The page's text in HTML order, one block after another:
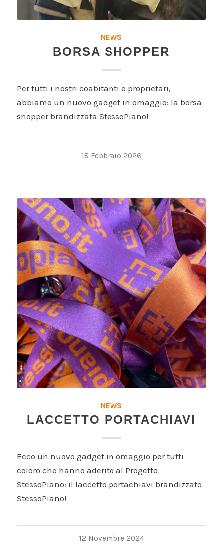
NEWS
BORSA SHOPPER
Per tutti i nostri coabitanti e proprietari,
abbiamo un nuovo gadget in omaggio: la borsa
shopper brandizzata StessoPiano!
18 Febbraio 2026
NEWS
LACCETTO PORTACHIAVI
Ecco un nuovo gadget in omaggio per tutti
coloro che hanno aderito al Progetto
StessoPiano: il laccetto portachiavi brandizzato
StessoPiano!
12 Novembre 2024